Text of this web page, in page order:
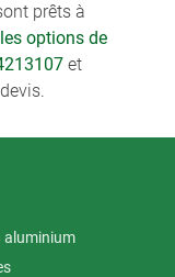
prêts à
options de
et
aluminium